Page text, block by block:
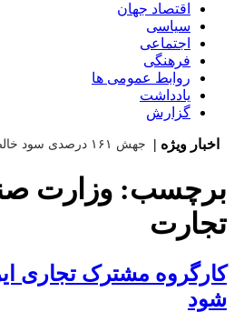
اقتصاد جهان
سیاسی
اجتماعی
فرهنگی
روابط عمومی ها
یادداشت
گزارش
اخبار ویژه |
برچسب: وزارت
تجارت
کارگروه مشترک تجاری
شود